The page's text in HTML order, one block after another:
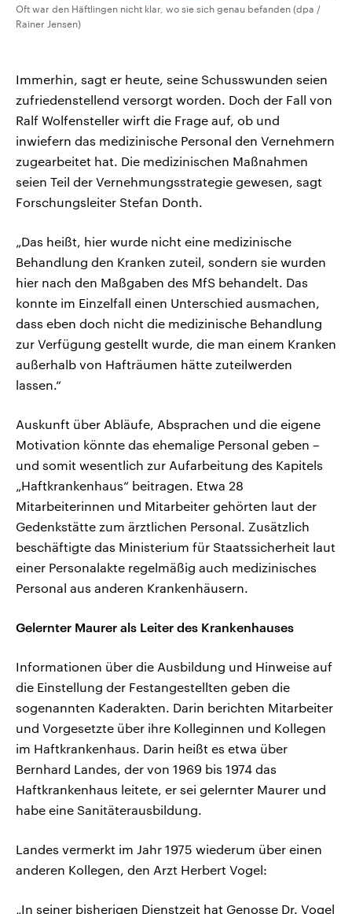
Oft war den Häftlingen nicht klar, wo sie sich genau befanden (dpa /
Rainer Jensen)
Immerhin, sagt er heute, seine Schusswunden seien
zufriedenstellend versorgt worden. Doch der Fall von
Ralf Wolfensteller wirft die Frage auf, ob und
inwiefern das medizinische Personal den Vernehmern
zugearbeitet hat. Die medizinischen Maßnahmen
seien Teil der Vernehmungsstrategie gewesen, sagt
Forschungsleiter Stefan Donth.
„Das heißt, hier wurde nicht eine medizinische
Behandlung den Kranken zuteil, sondern sie wurden
hier nach den Maßgaben des MfS behandelt. Das
konnte im Einzelfall einen Unterschied ausmachen,
dass eben doch nicht die medizinische Behandlung
zur Verfügung gestellt wurde, die man einem Kranken
außerhalb von Hafträumen hätte zuteilwerden
lassen.“
Auskunft über Abläufe, Absprachen und die eigene
Motivation könnte das ehemalige Personal geben –
und somit wesentlich zur Aufarbeitung des Kapitels
„Haftkrankenhaus“ beitragen. Etwa 28
Mitarbeiterinnen und Mitarbeiter gehörten laut der
Gedenkstätte zum ärztlichen Personal. Zusätzlich
beschäftigte das Ministerium für Staatssicherheit laut
einer Personalakte regelmäßig auch medizinisches
Personal aus anderen Krankenhäusern.
Gelernter Maurer als Leiter des Krankenhauses
Informationen über die Ausbildung und Hinweise auf
die Einstellung der Festangestellten geben die
sogenannten Kaderakten. Darin berichten Mitarbeiter
und Vorgesetzte über ihre Kolleginnen und Kollegen
im Haftkrankenhaus. Darin heißt es etwa über
Bernhard Landes, der von 1969 bis 1974 das
Haftkrankenhaus leitete, er sei gelernter Maurer und
habe eine Sanitäterausbildung.
Landes vermerkt im Jahr 1975 wiederum über einen
anderen Kollegen, den Arzt Herbert Vogel:
„In seiner bisherigen Dienstzeit hat Genosse Dr. Vogel